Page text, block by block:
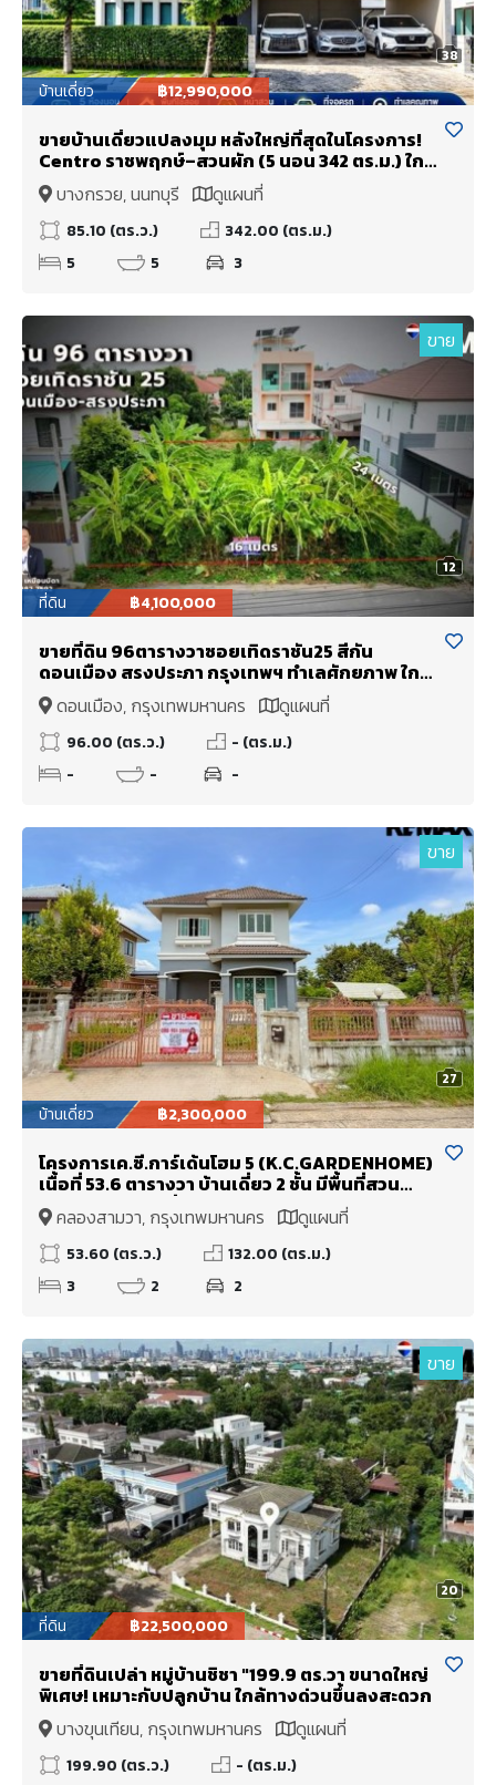
38
บ้านเดี่ยว ฿12,990,000
ขายบ้านเดี่ยวแปลงมุม หลังใหญ่ที่สุดในโครงการ!
Centro ราชพฤกษ์–สวนผัก (5 นอน 342 ตร.ม.) ใกล้
ทางด่วนศรีรัช แค่ 5 นาที
บางกรวย, นนทบุรี ดูแผนที่
85.10 (ตร.ว.)
342.00 (ตร.ม.)
5
5 3
12
ขาย
ที่ดิน ฿4,100,000
ขายที่ดิน 96ตารางวาซอยเทิดราชัน25 สีกัน
ดอนเมือง สรงประภา กรุงเทพฯ ทำเลศักยภาพ ใกล้
สนามบินนานาชาติดอนเมือง
ดอนเมือง, กรุงเทพมหานคร ดูแผนที่
96.00 (ตร.ว.)
- (ตร.ม.)
-
- -
27
ขาย
บ้านเดี่ยว ฿2,300,000
โครงการเค.ซี.การ์เด้นโฮม 5 (K.C.GARDENHOME)
เนื้อที่ 53.6 ตารางวา บ้านเดี่ยว 2 ชั้น มีพื้นที่สวน
บริเวณรอบบ้าน สิ่งแวดล้อมดี
คลองสามวา, กรุงเทพมหานคร ดูแผนที่
53.60 (ตร.ว.)
132.00 (ตร.ม.)
3
2 2
20
ขาย
ที่ดิน ฿22,500,000
ขายที่ดินเปล่า หมู่บ้านชิชา "199.9 ตร.วา ขนาดใหญ่
พิเศษ! เหมาะกับปลูกบ้าน ใกล้ทางด่วนขึ้นลงสะดวก
บางขุนเทียน, กรุงเทพมหานคร
ดูแผนที่
199.90 (ตร.ว.) - (ตร.ม.)